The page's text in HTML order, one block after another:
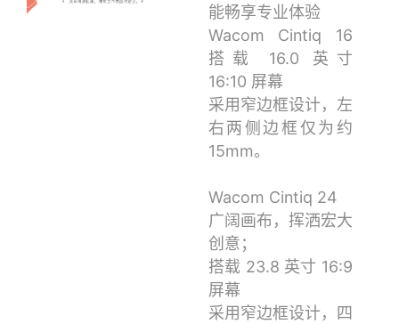
能畅享专业体验
Wacom Cintiq 16
搭载 16.0 英寸
16:10 屏幕
采用窄边框设计，左
右两侧边框仅为约
15mm。
Wacom Cintiq 24
广阔画布，挥洒宏大
创意；
搭载 23.8 英寸 16:9
屏幕
采用窄边框设计，四